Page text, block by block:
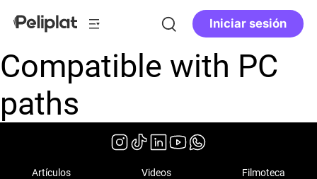
Iniciar sesión
Compatible with PC
paths
Artículos Videos Filmoteca